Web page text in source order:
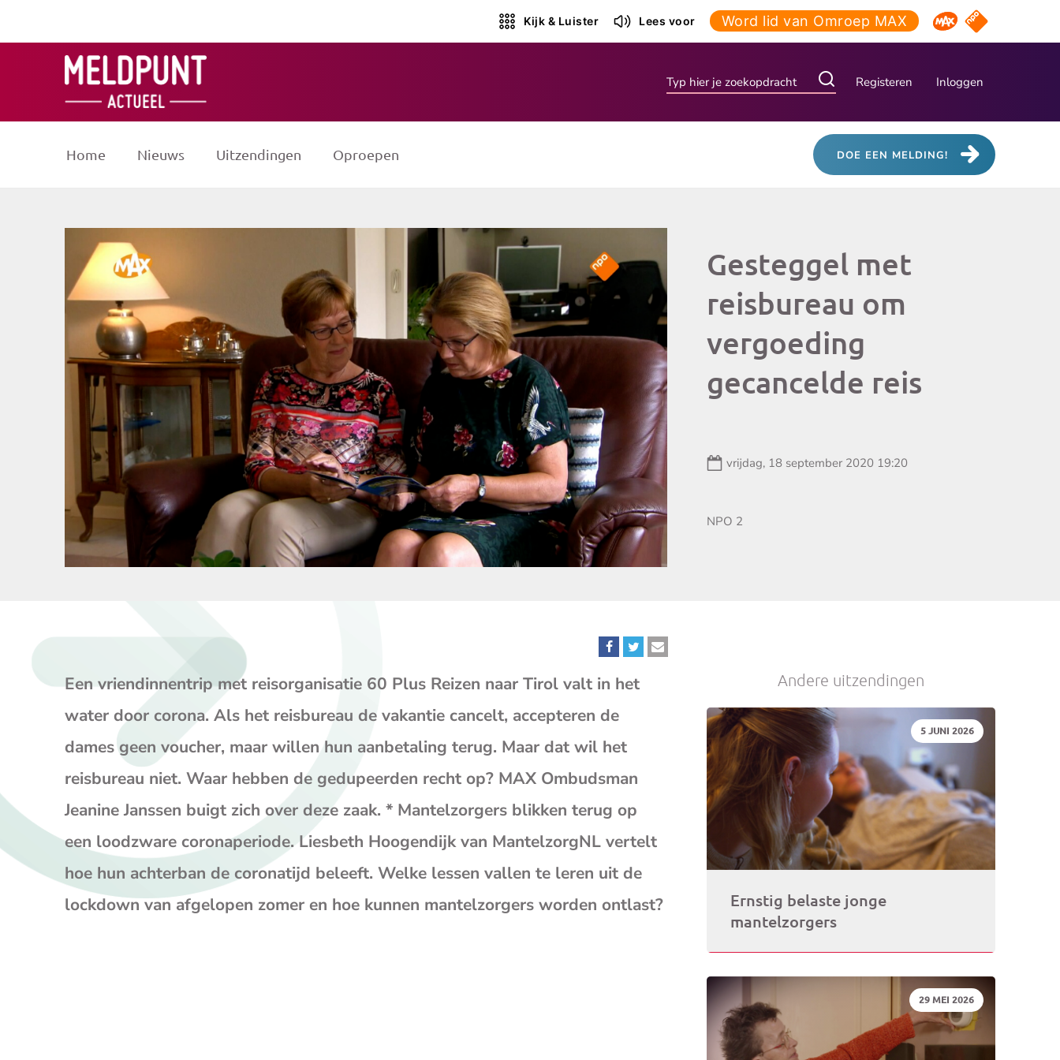
Kijk & Luister Lees voor Word lid van Omroep MAX Omroep MAX
NPO Start
Registeren Inloggen
Home Nieuws Uitzendingen Oproepen DOE EEN MELDING!
Gesteggel met
reisbureau om
vergoeding
gecancelde reis
Datum:
vrijdag, 18 september 2020 19:20
Zender:
NPO 2
Deel
bericht
Facebook
Deel
bericht
Deel
mailprogramma)
Een vriendinnentrip met reisorganisatie 60 Plus Reizen naar Tirol valt in het
water door corona. Als het reisbureau de vakantie cancelt, accepteren de
dames geen voucher, maar willen hun aanbetaling terug. Maar dat wil het
reisbureau niet. Waar hebben de gedupeerden recht op? MAX Ombudsman
Jeanine Janssen buigt zich over deze zaak. * Mantelzorgers blikken terug op
een loodzware coronaperiode. Liesbeth Hoogendijk van MantelzorgNL vertelt
hoe hun achterban de coronatijd beleeft. Welke lessen vallen te leren uit de
lockdown van afgelopen zomer en hoe kunnen mantelzorgers worden ontlast?
Andere uitzendingen
DATUM:
5 JUNI 2026
Ernstig belaste jonge
mantelzorgers
DATUM:
29 MEI 2026